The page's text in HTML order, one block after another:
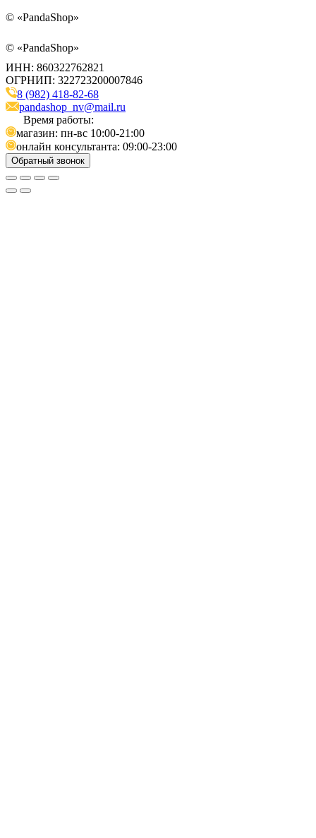
© «PandaShop»
© «PandaShop»
ИНН: 860322762821
ОГРНИП: 322723200007846
8 (982) 418-82-68
pandashop_nv@mail.ru
Время работы:
магазин: пн-вс 10:00-21:00
онлайн консультанта: 09:00-23:00
Обратный звонок